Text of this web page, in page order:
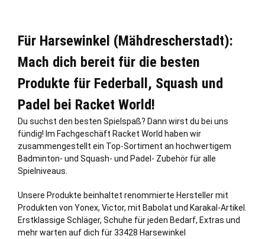
Für Harsewinkel (Mähdrescherstadt):
Mach dich bereit für die besten
Produkte für Federball, Squash und
Padel bei Racket World!
Du suchst den besten Spielspaß? Dann wirst du bei uns
fündig! Im Fachgeschäft Racket World haben wir
zusammengestellt ein Top-Sortiment an hochwertigem
Badminton- und Squash- und Padel- Zubehör für alle
Spielniveaus.
Unsere Produkte beinhaltet renommierte Hersteller mit
Produkten von Yonex, Victor, mit Babolat und Karakal-Artikel.
Erstklassige Schläger, Schuhe für jeden Bedarf, Extras und
mehr warten auf dich für 33428 Harsewinkel